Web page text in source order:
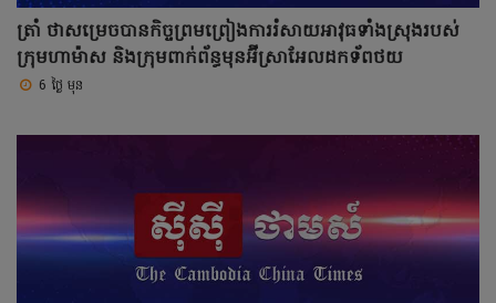
ត្រាំ ថាសម្រេចបានកិច្ចព្រមព្រៀងការរំសាយអាវុធទាំងស្រុងរបស់
ក្រុមហាម៉ាស និងក្រុមពាក់ព័ន្ធមុនអ៊ីស្រាអែលដកទ័ពថយ
6 ថ្ងៃ មុន